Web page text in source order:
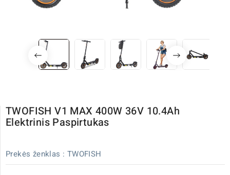
TWOFISH V1 MAX 400W 36V 10.4Ah
Elektrinis Paspirtukas
Prekės ženklas : TWOFISH